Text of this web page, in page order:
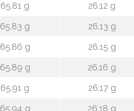
65.81 g
26.12 g
65.83 g
26.13 g
65.86 g
26.15 g
65.89 g
26.16 g
65.91 g
26.17 g
65.94 g
26.18 g